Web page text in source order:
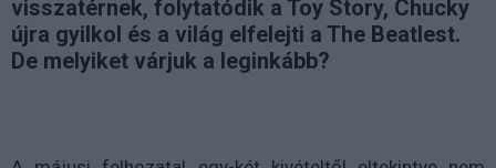
visszatérnek, folytatódik a Toy Story, Chucky
újra gyilkol és a világ elfelejti a The Beatlest.
De melyiket várjuk a leginkább?